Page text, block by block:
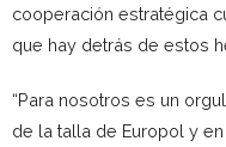
cooperación estratégica
que hay detrás de estos
“Para nosotros es un
de la talla de Europol y